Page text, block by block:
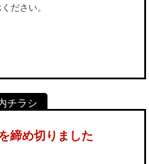
ださい。
締め切りました